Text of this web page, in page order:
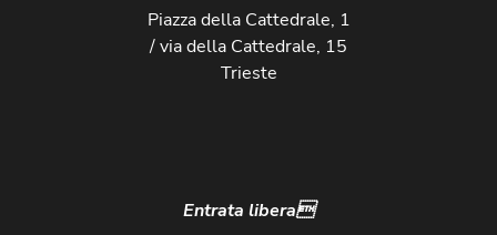
Piazza della Cattedrale, 1
/ via della Cattedrale, 15
Trieste
Entrata libera